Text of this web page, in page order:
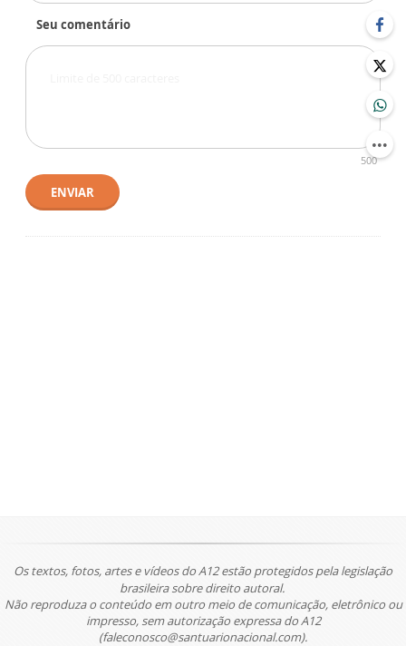
Seu comentário
500
ENVIAR
Os textos, fotos, artes e vídeos do A12 estão protegidos pela legislação
brasileira sobre direito autoral.
Não reproduza o conteúdo em outro meio de comunicação, eletrônico ou
impresso, sem autorização expressa do A12
(faleconosco@santuarionacional.com).